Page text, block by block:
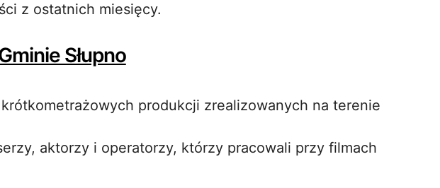
z ostatnich miesięcy.
Słupno
produkcji zrealizowanych na terenie
aktorzy i operatorzy, którzy pracowali przy filmach